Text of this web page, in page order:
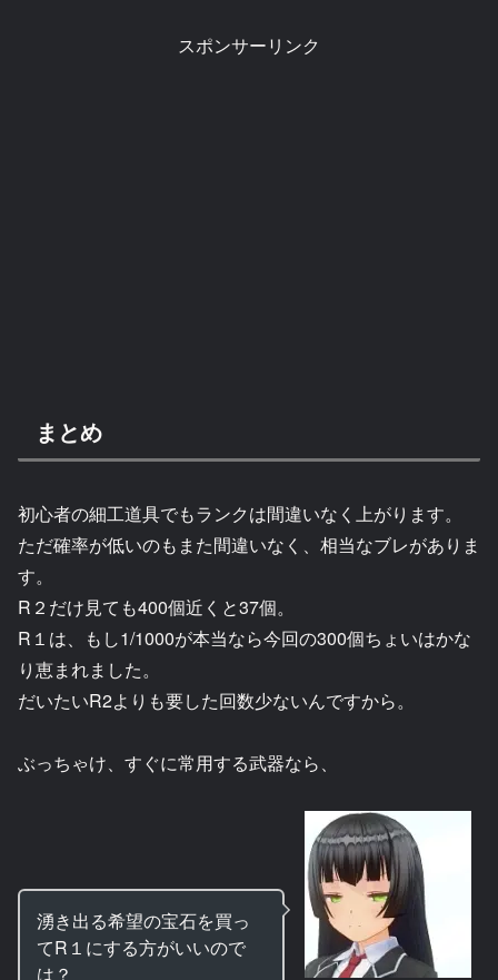
スポンサーリンク
まとめ
初心者の細工道具でもランクは間違いなく上がります。
ただ確率が低いのもまた間違いなく、相当なブレがありま
す。
R２だけ見ても400個近くと37個。
R１は、もし1/1000が本当なら今回の300個ちょいはかな
り恵まれました。
だいたいR2よりも要した回数少ないんですから。
ぶっちゃけ、すぐに常用する武器なら、
湧き出る希望の宝石を買っ
てR１にする方がいいので
は？